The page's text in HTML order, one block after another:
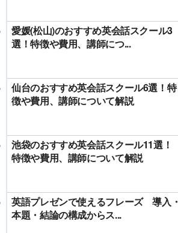
愛媛(松山)のおすすめ英会話スクール3
選！特徴や費用、講師につ...
仙台のおすすめ英会話スクール6選！特
徴や費用、講師について解説
池袋のおすすめ英会話スクール11選！
特徴や費用、講師について解説
英語プレゼンで使えるフレーズ 導入・
本題・結論の構成からス...